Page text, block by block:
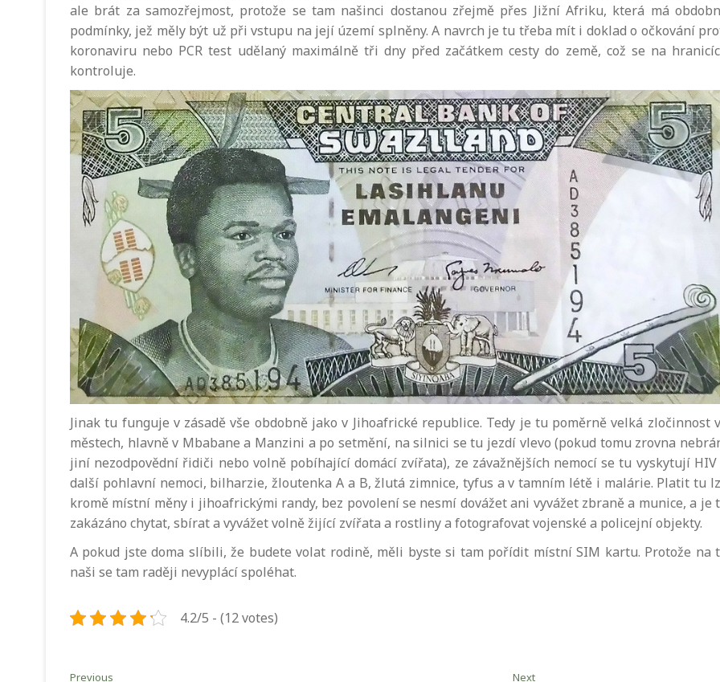
ale brát za samozřejmost, protože se tam našinci dostanou zřejmě přes Jižní Afriku, která má
podmínky, jež měly být už při vstupu na její území splněny. A navrch je tu třeba mít i doklad o očkování
koronaviru nebo PCR test udělaný maximálně tři dny před začátkem cesty do země, což se na
kontroluje.
Jinak tu funguje v zásadě vše obdobně jako v Jihoafrické republice. Tedy je tu poměrně velká zločinnost
městech, hlavně v Mbabane a Manzini a po setmění, na silnici se tu jezdí vlevo (pokud tomu zrovna
jiní nezodpovědní řidiči nebo volně pobíhající domácí zvířata), ze závažnějších nemocí se tu vyskytují HIV
další pohlavní nemoci, bilharzie, žloutenka A a B, žlutá zimnice, tyfus a v tamním létě i malárie. Platit tu
kromě místní měny i jihoafrickými randy, bez povolení se nesmí dovážet ani vyvážet zbraně a munice, a je
zakázáno chytat, sbírat a vyvážet volně žijící zvířata a rostliny a fotografovat vojenské a policejní objekty.
A pokud jste doma slíbili, že budete volat rodině, měli byste si tam pořídit místní SIM kartu. Protože na
naši se tam raději nevyplácí spoléhat.
4.2/5 - (12 votes)
Previous NextNext